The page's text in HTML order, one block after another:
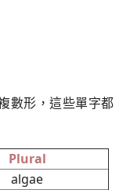
數形，這些單字都
Plural
algae